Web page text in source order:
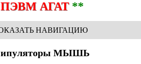
ПЭВМ АГАТ**
МЫШЬ